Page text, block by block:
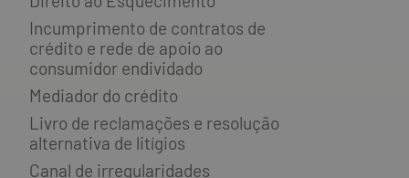
Incumprimento de contratos de
crédito e rede de apoio ao
consumidor endividado
Mediador do crédito
Livro de reclamações e resolução
alternativa de litígios
Canal de irregularidades